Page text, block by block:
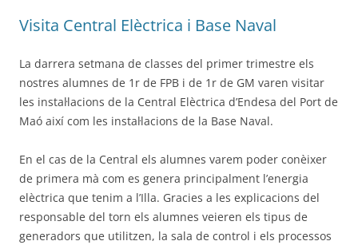
Visita Central Elèctrica i Base Naval
La darrera setmana de classes del primer trimestre els
nostres alumnes de 1r de FPB i de 1r de GM varen visitar
les instal·lacions de la Central Elèctrica d’Endesa del Port de
Maó així com les instal·lacions de la Base Naval.
En el cas de la Central els alumnes varem poder conèixer
de primera mà com es genera principalment l’energia
elèctrica que tenim a l’Illa. Gracies a les explicacions del
responsable del torn els alumnes veieren els tipus de
generadors que utilitzen, la sala de control i els processos